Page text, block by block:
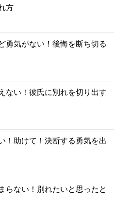
方
勇気がない！後悔を断ち切る
ない！彼氏に別れを切り出す
！助けて！決断する勇気を出
らない！別れたいと思ったと